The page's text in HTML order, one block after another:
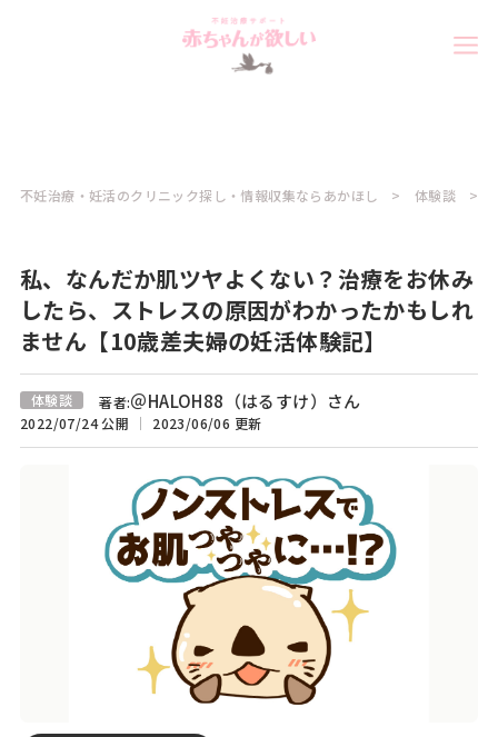
不妊治療・妊活のクリニック探し・情報収集ならあかほし 体験談
私、なんだか肌ツヤよくない？治療をお休み
したら、ストレスの原因がわかったかもしれ
ません【10歳差夫婦の妊活体験記】
体験談 著者:＠HALOH88（はるすけ）さん
2022/07/24 公開 2023/06/06 更新